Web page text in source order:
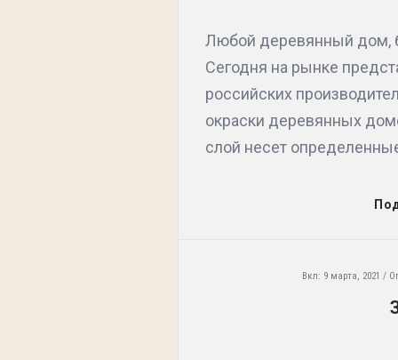
Любой деревянный дом,
Сегодня на рынке
российских
окраски деревянных
слой несет
Вкл: 9 марта, 2021